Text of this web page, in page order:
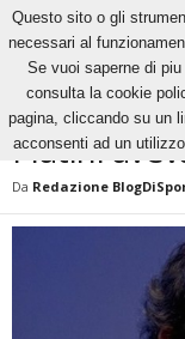
News Platini
NEWS
Platini
Da Redazione
Questo sito o gli
necessari al
Se vuoi saperne di
consulta la cookie
pagina, cliccando su un
acconsenti ad un